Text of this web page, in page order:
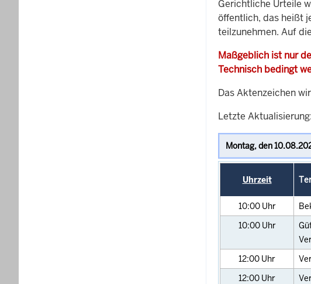
Gerichtliche Urteile
öffentlich, das heißt
teilzunehmen. Auf
Maßgeblich ist nur
Technisch bedingt
Das Aktenzeichen
Letzte
Uhrzeit
10:00 Uhr
10:00 Uhr
12:00 Uhr
12:00 Uhr